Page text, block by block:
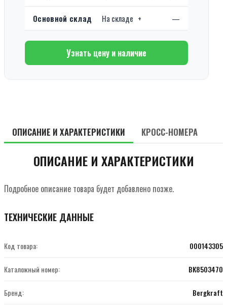
Основной склад На складе + —
Узнать цену и наличие
ОПИСАНИЕ И ХАРАКТЕРИСТИКИ КРОСС-НОМЕРА
ОПИСАНИЕ И ХАРАКТЕРИСТИКИ
Подробное описание товара будет добавлено позже.
ТЕХНИЧЕСКИЕ ДАННЫЕ
Код товара: 000143305
Каталожный номер: BK8503470
Бренд: Bergkraft